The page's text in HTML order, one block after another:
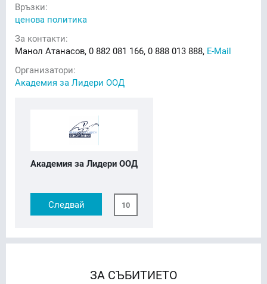
Връзки:
ценова политика
За контакти:
Манол Атанасов, 0 882 081 166, 0 888 013 888, E-Mail
Организатори:
Академия за Лидери ООД
Академия за Лидери ООД
Следвай 10
ЗА СЪБИТИЕТО